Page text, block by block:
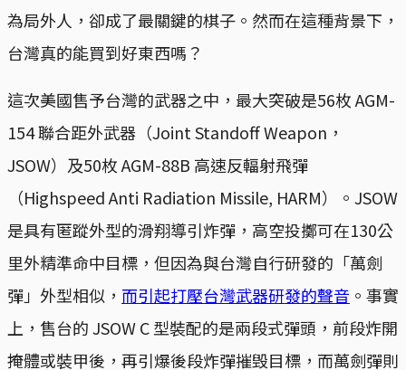
為局外人，卻成了最關鍵的棋子。然而在這種背景下，
台灣真的能買到好東西嗎？
這次美國售予台灣的武器之中，最大突破是56枚 AGM-
154 聯合距外武器（Joint Standoff Weapon，
JSOW）及50枚 AGM-88B 高速反輻射飛彈
（Highspeed Anti Radiation Missile, HARM）。JSOW
是具有匿蹤外型的滑翔導引炸彈，高空投擲可在130公
里外精準命中目標，但因為與台灣自行研發的「萬劍
彈」外型相似， 而引起打壓台灣武器研發的聲音 。事實
上，售台的 JSOW C 型裝配的是兩段式彈頭，前段炸開
掩體或裝甲後，再引爆後段炸彈摧毁目標，而萬劍彈則